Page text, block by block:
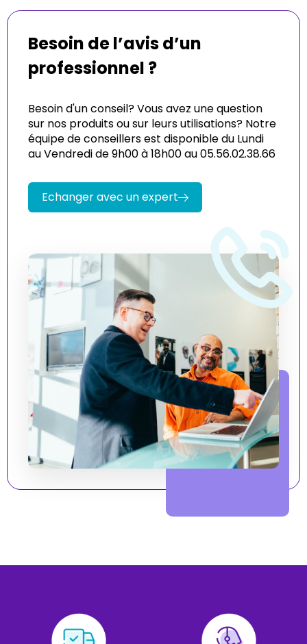
Besoin de l’avis d’un
professionnel ?
Besoin d'un conseil? Vous avez une question
sur nos produits ou sur leurs utilisations? Notre
équipe de conseillers est disponible du Lundi
au Vendredi de 9h00 à 18h00 au 05.56.02.38.66
Echanger avec un expert